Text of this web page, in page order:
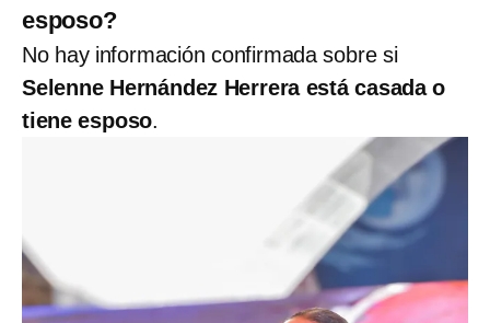
esposo?
No hay información confirmada sobre si
Selenne Hernández Herrera está casada o
tiene esposo.